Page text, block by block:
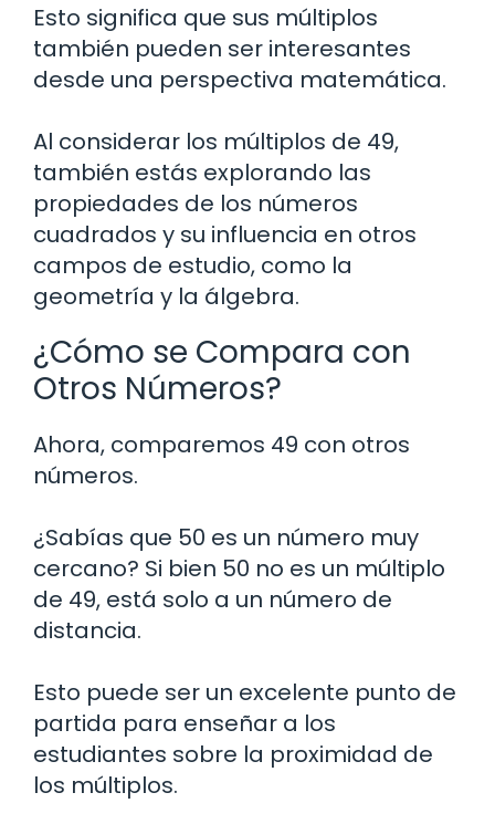
Esto significa que sus múltiplos
también pueden ser interesantes
desde una perspectiva matemática.
Al considerar los múltiplos de 49,
también estás explorando las
propiedades de los números
cuadrados y su influencia en otros
campos de estudio, como la
geometría y la álgebra.
¿Cómo se Compara con
Otros Números?
Ahora, comparemos 49 con otros
números.
¿Sabías que 50 es un número muy
cercano? Si bien 50 no es un múltiplo
de 49, está solo a un número de
distancia.
Esto puede ser un excelente punto de
partida para enseñar a los
estudiantes sobre la proximidad de
los múltiplos.